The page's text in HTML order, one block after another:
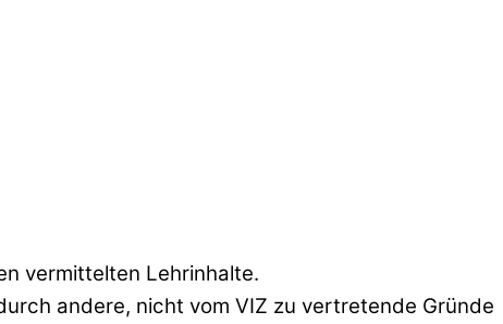
vermittelten Lehrinhalte.
andere, nicht vom VIZ zu vertretende Gründe